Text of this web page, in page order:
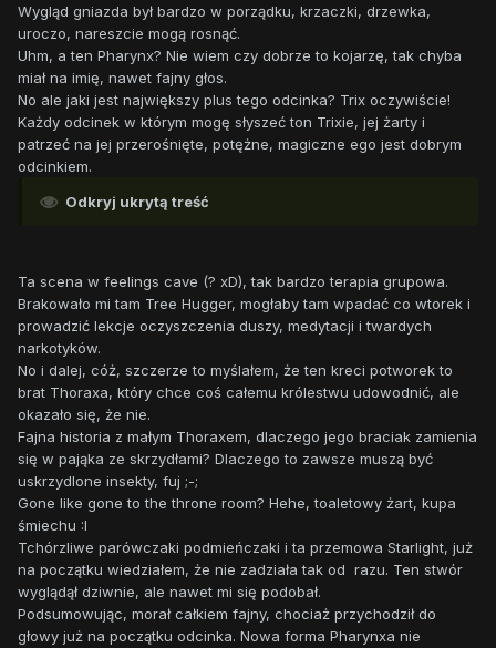
Wygląd gniazda był bardzo w porządku, krzaczki, drzewka,
uroczo, nareszcie mogą rosnąć.
Uhm, a ten Pharynx? Nie wiem czy dobrze to kojarzę, tak chyba
miał na imię, nawet fajny głos.
No ale jaki jest największy plus tego odcinka? Trix oczywiście!
Każdy odcinek w którym mogę słyszeć ton Trixie, jej żarty i
patrzeć na jej przerośnięte, potężne, magiczne ego jest dobrym
odcinkiem.
Odkryj ukrytą treść
Ta scena w feelings cave (? xD), tak bardzo terapia grupowa.
Brakowało mi tam Tree Hugger, mogłaby tam wpadać co wtorek i
prowadzić lekcje oczyszczenia duszy, medytacji i twardych
narkotyków.
No i dalej, cóż, szczerze to myślałem, że ten kreci potworek to
brat Thoraxa, który chce coś całemu królestwu udowodnić, ale
okazało się, że nie.
Fajna historia z małym Thoraxem, dlaczego jego braciak zamienia
się w pająka ze skrzydłami? Dlaczego to zawsze muszą być
uskrzydlone insekty, fuj ;-;
Gone like gone to the throne room? Hehe, toaletowy żart, kupa
śmiechu :I
Tchórzliwe parówczaki podmieńczaki i ta przemowa Starlight, już
na początku wiedziałem, że nie zadziała tak od razu. Ten stwór
wyglądął dziwnie, ale nawet mi się podobał.
Podsumowując, morał całkiem fajny, chociaż przychodził do
głowy już na początku odcinka. Nowa forma Pharynxa nie